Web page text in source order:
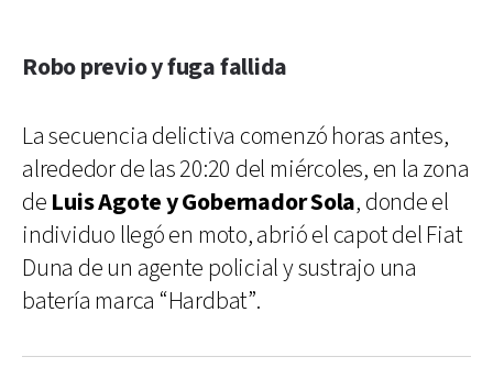
Robo previo y fuga fallida
La secuencia delictiva comenzó horas antes,
alrededor de las 20:20 del miércoles, en la zona
de Luis Agote y Gobernador Sola, donde el
individuo llegó en moto, abrió el capot del Fiat
Duna de un agente policial y sustrajo una
batería marca “Hardbat”.